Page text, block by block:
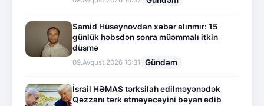
Samid Hüseynovdan xəbər alınmır: 15
günlük həbsdən sonra müəmmalı itkin
düşmə
09.Avqust.2026 16:31 Gündəm
İsrail HƏMAS tərksilah edilməyənədək
Qəzzanı tərk etməyəcəyini bəyan edib